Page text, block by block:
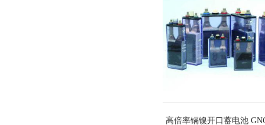
高倍率镉镍开口蓄电池 GNC40